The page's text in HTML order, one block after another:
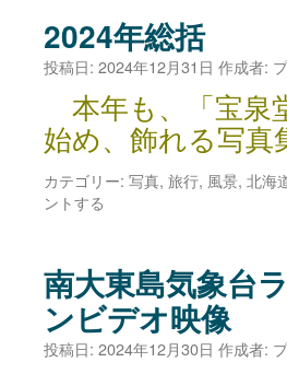
2024年総括
投稿日: 2024年12月31日 作成者:
本年も、「宝泉
始め、飾れる写
カテゴリー: 写真, 旅行, 風景, 北海
ントする
南大東島気象台
ンビデオ映像
投稿日: 2024年12月30日 作成者: